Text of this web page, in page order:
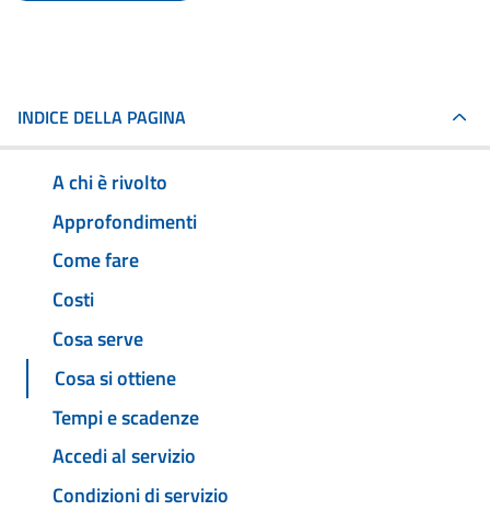
INDICE DELLA PAGINA
A chi è rivolto
Approfondimenti
Come fare
Costi
Cosa serve
Cosa si ottiene
Tempi e scadenze
Accedi al servizio
Condizioni di servizio